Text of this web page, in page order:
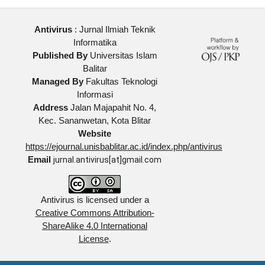
Antivirus: Jurnal Ilmiah Teknik
Informatika
Published ByUniversitas Islam
Balitar
Managed By Fakultas Teknologi
Informasi
Address Jalan Majapahit No. 4,
Kec. Sananwetan, Kota Blitar
Website
https://ejournal.unisbablitar.ac.id/index.php/antivirus
Email jurnal.antivirus[at]gmail.com
Antivirus is licensed under a
Creative Commons Attribution-
ShareAlike 4.0 International
License.